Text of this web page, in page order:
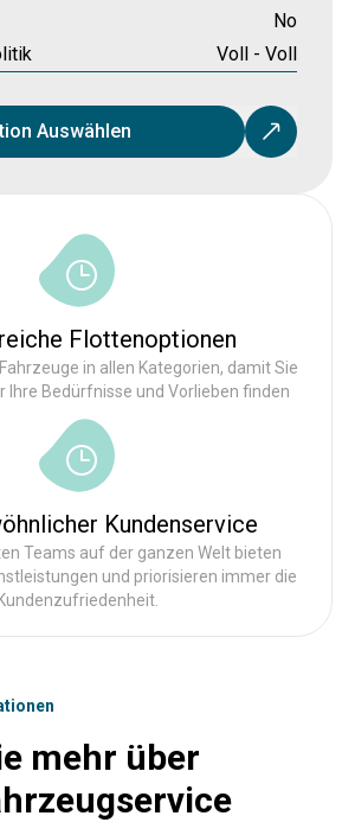
Flottenoptionen
in allen Kategorien, damit Sie
Ihre Bedürfnisse und Vorlieben finden
Kundenservice
Teams auf der ganzen Welt bieten
und priorisieren immer die
Kundenzufriedenheit.
No
Voll - Voll
Auswählen
mehr über